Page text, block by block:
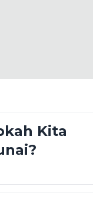
Kita